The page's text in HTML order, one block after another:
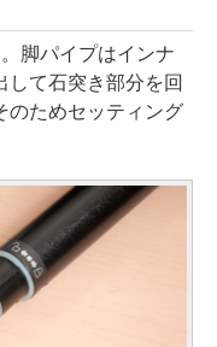
脚パイプはインナ
して石突き部分を回
のためセッティング